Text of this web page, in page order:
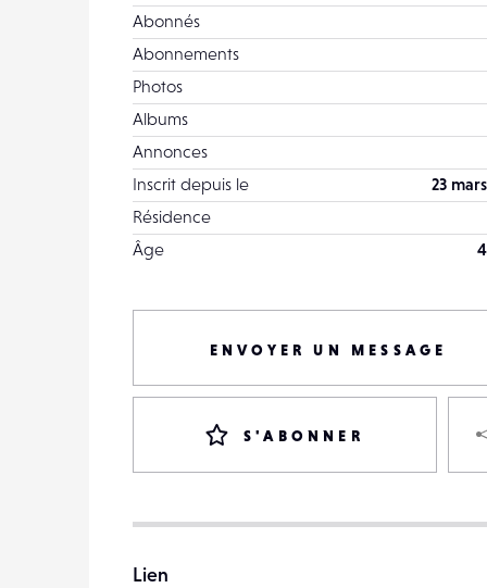
Abonnés
Abonnements
Photos
Albums
Annonces
Inscrit depuis le
23
Résidence
Âge
ENVOYER UN MESSAGE
S'ABONNER
Lien